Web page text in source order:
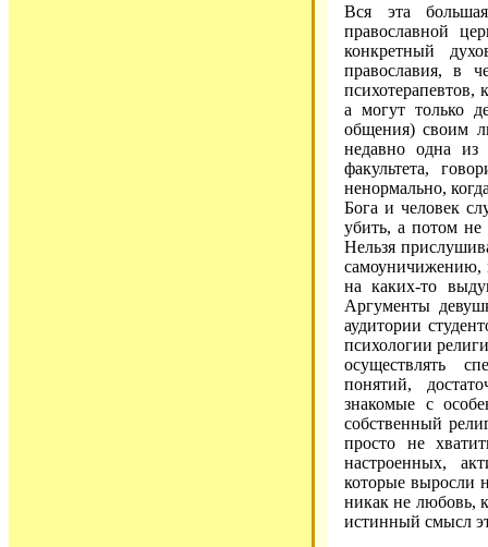
Вся эта
православной
конкретный
православия, в
психотерапевтов,
а могут только
общения) своим
недавно одна из
факультета,
ненормально,
Бога и человек
убить, а потом не
Нельзя
самоуничижению,
на каких-то
Аргументы
аудитории
психологии
осуществлять
понятий,
знакомые с
собственный
просто не
настроенных,
которые выросли
никак не любовь,
истинный смысл